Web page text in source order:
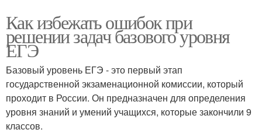
Как избежать ошибок при
решении задач базового уровня
ЕГЭ
Базовый уровень ЕГЭ - это первый этап
государственной экзаменационной комиссии, который
проходит в России. Он предназначен для определения
уровня знаний и умений учащихся, которые закончили 9
классов.